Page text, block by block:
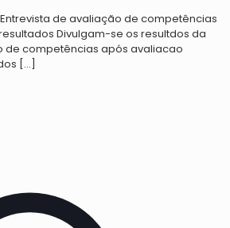
de avaliação de competências
Divulgam-se os resultdos da
de competências após avaliacao
[…]